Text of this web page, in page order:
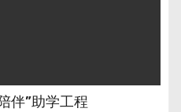
伴”助学工程